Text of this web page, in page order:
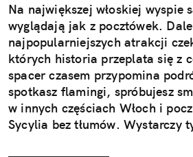
Na największej włoskiej wyspie
wyglądają jak z pocztówek.
najpopularniejszych atrakcji
których historia przeplata się z
spacer czasem przypomina
spotkasz flamingi, spróbujesz
w innych częściach Włoch i
Sycylia bez tłumów. Wystarczy